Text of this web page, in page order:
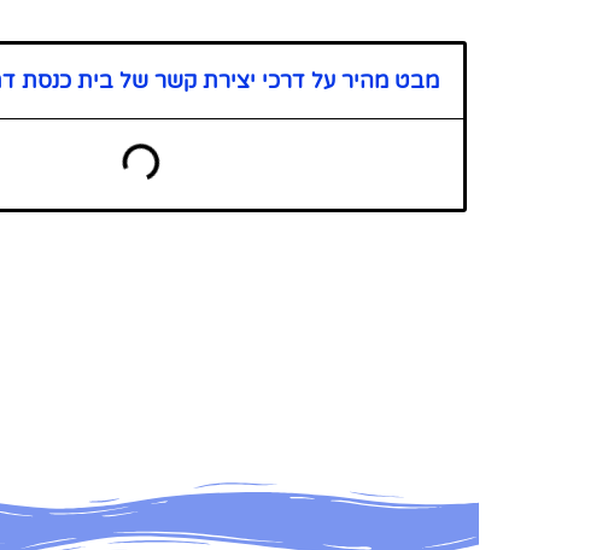
מבט מהיר על דרכי יצירת קשר של בית כנסת